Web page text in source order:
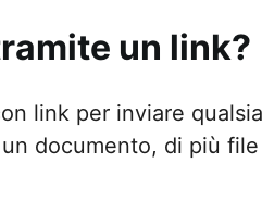
un link?
link per inviare
documento, di più